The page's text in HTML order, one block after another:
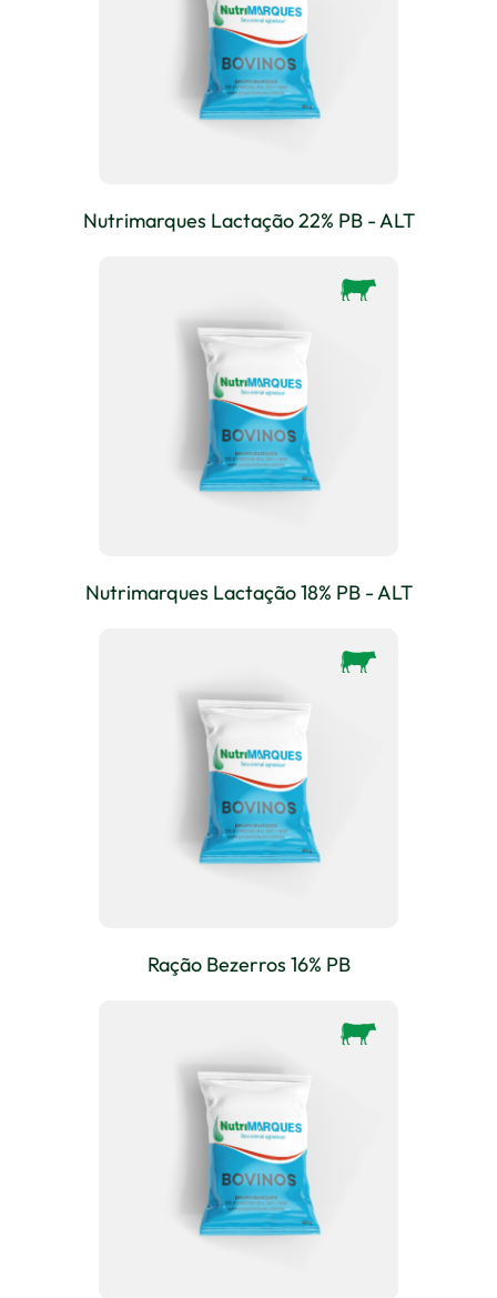
Nutrimarques Lactação 22% PB - ALT
Nutrimarques Lactação 18% PB - ALT
Ração Bezerros 16% PB